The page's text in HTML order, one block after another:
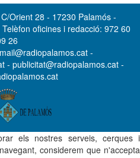
Orient 28 - 17230 Palamós -
oficines i redacció: 972 60
26
-
- publicitat@radiopalamos.cat -
els nostres serveis, cerques i
considerem que n'accepta